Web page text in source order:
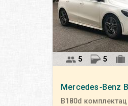
Mercedes-Benz
B180d
5 5